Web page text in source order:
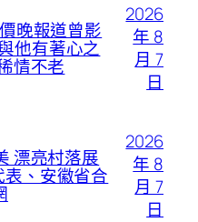
晚報道曾影
他有著心之
情不老
2026
年 8
月 7
日
漂亮村落展
、安徽省合
2026
年 8
月 7
日